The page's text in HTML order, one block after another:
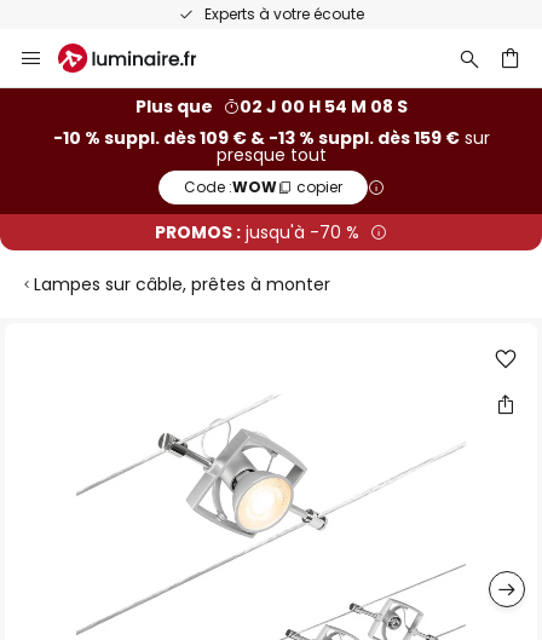
Experts à votre écoute
Allez
au
Plus que
02 J 00 H 54 M 07 S
-10 % suppl. dès 109 € & -13 % suppl. dès 159 €sur
presque tout
Code :WOW copier
PROMOS : jusqu'à -70 %
Lampes sur câble, prêtes à monter